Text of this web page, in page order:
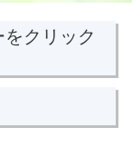
クリック